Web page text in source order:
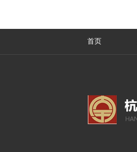
首页